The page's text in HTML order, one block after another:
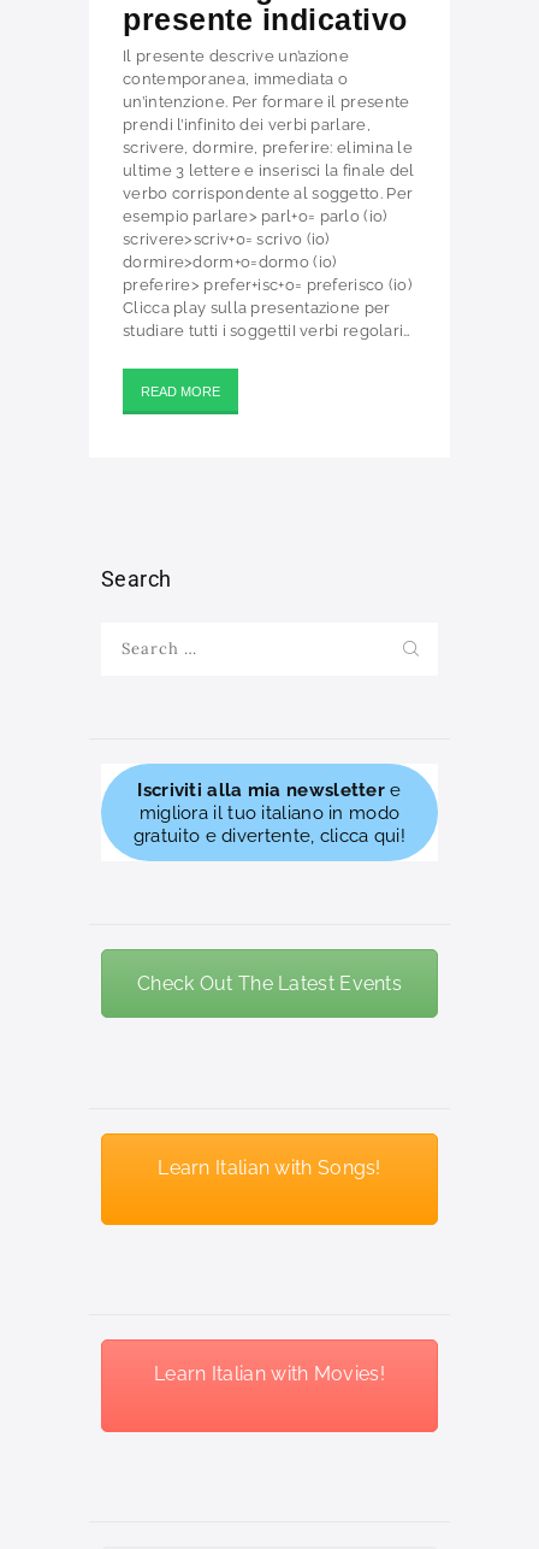
presente indicativo
Il presente descrive un’azione
contemporanea, immediata o
un’intenzione. Per formare il presente
prendi l’infinito dei verbi parlare,
scrivere, dormire, preferire: elimina le
ultime 3 lettere e inserisci la finale del
verbo corrispondente al soggetto. Per
esempio parlare> parl+o= parlo (io)
scrivere>scriv+0= scrivo (io)
dormire>dorm+o=dormo (io)
preferire> prefer+isc+o= preferisco (io)
Clicca play sulla presentazione per
studiare tutti i soggettiI verbi regolari…
READ MORE
Search
for:
Iscriviti alla mia newslettere
migliora il tuo italiano in modo
gratuito e divertente, clicca qui!
Check Out The Latest Events
Learn Italian with Songs!
Learn Italian with Movies!